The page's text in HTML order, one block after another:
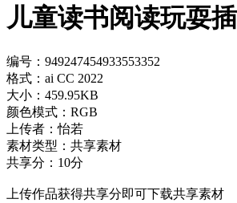
儿童读书阅读玩耍
编号：949247454933553352
格式：ai CC 2022
大小：459.95KB
颜色模式：RGB
上传者：怡若
素材类型：共享素材
共享分：10分
上传作品获得共享分即可下载共享素材